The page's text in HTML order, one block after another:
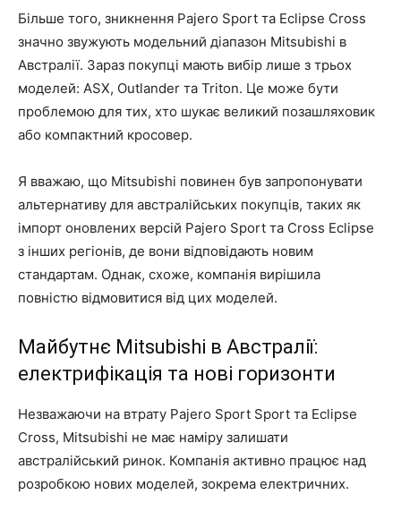
Більше того, зникнення Pajero Sport та Eclipse Cross
значно звужують модельний діапазон Mitsubishi в
Австралії. Зараз покупці мають вибір лише з трьох
моделей: ASX, Outlander та Triton. Це може бути
проблемою для тих, хто шукає великий позашляховик
або компактний кросовер.
Я вважаю, що Mitsubishi повинен був запропонувати
альтернативу для австралійських покупців, таких як
імпорт оновлених версій Pajero Sport та Cross Eclipse
з інших регіонів, де вони відповідають новим
стандартам. Однак, схоже, компанія вирішила
повністю відмовитися від цих моделей.
Майбутнє Mitsubishi в Австралії:
електрифікація та нові горизонти
Незважаючи на втрату Pajero Sport Sport та Eclipse
Cross, Mitsubishi не має наміру залишати
австралійський ринок. Компанія активно працює над
розробкою нових моделей, зокрема електричних.